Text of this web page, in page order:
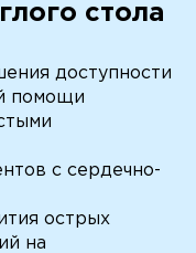
стола
доступности
помощи
с сердечно-
острых
на